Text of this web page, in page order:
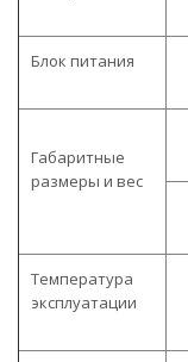
Блок питания
Габаритные
размеры и вес
Температура
эксплуатации